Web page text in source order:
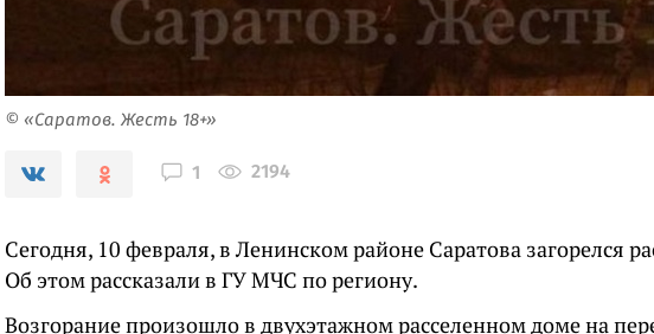
© «Саратов. Жесть 18+»
1 2194
Сегодня, 10 февраля, в Ленинском районе Саратова загорелся
Об этом рассказали в ГУ МЧС по региону.
Возгорание произошло в двухэтажном расселенном доме на